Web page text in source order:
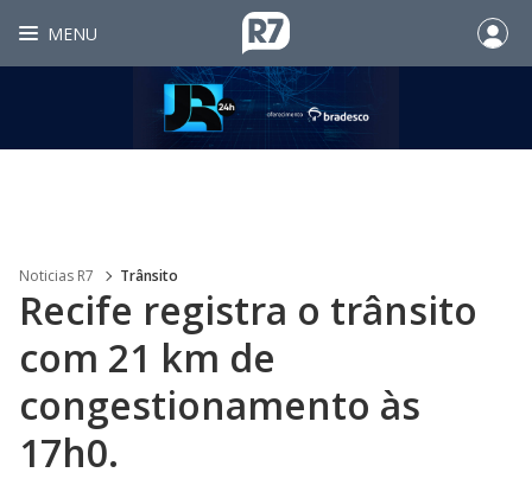
MENU
Noticias R7 Trânsito
Recife registra o trânsito
com 21 km de
congestionamento às
17h0.